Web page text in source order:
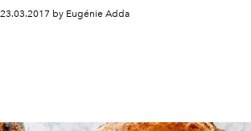
23.03.2017 by Eugénie Adda